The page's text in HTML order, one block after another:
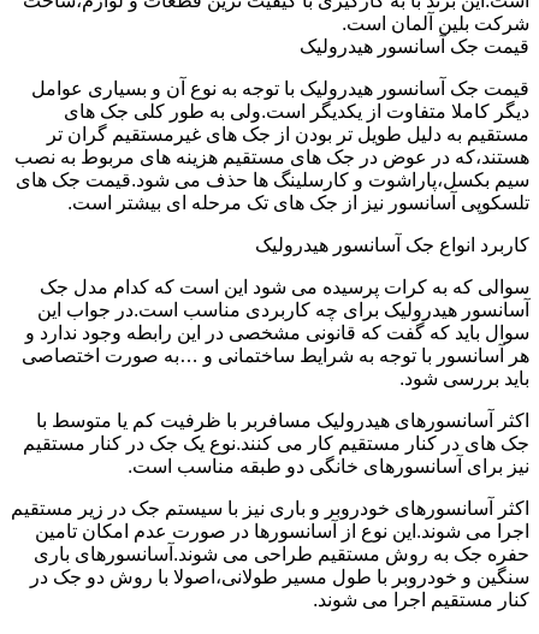
شرکت بلین آلمان است.
قیمت جک آسانسور هیدرولیک
قیمت جک آسانسور هیدرولیک با توجه به نوع آن و بسیاری عوامل
دیگر کاملا متفاوت از یکدیگر است.ولی به طور کلی جک های
مستقیم به دلیل طویل تر بودن از جک های غیرمستقیم گران تر
هستند،که در عوض در جک های مستقیم هزینه های مربوط به نصب
سیم بکسل،پاراشوت و کارسلینگ ها حذف می شود.قیمت جک های
تلسکوپی آسانسور نیز از جک های تک مرحله ای بیشتر است.
کاربرد انواع جک آسانسور هیدرولیک
سوالی که به کرات پرسیده می شود این است که کدام مدل جک
آسانسور هیدرولیک برای چه کاربردی مناسب است.در جواب این
سوال باید که گفت که قانونی مشخصی در این رابطه وجود ندارد و
هر آسانسور با توجه به شرایط ساختمانی و …به صورت اختصاصی
باید بررسی شود.
اکثر آسانسورهای هیدرولیک مسافربر با ظرفیت کم یا متوسط با
جک های در کنار مستقیم کار می کنند.نوع یک جک در کنار مستقیم
نیز برای آسانسورهای خانگی دو طبقه مناسب است.
اکثر آسانسورهای خودروبر و باری نیز با سیستم جک در زیر مستقیم
اجرا می شوند.این نوع از آسانسورها در صورت عدم امکان تامین
حفره جک به روش مستقیم طراحی می شوند.آسانسورهای باری
سنگین و خودروبر با طول مسیر طولانی،اصولا با روش دو جک در
کنار مستقیم اجرا می شوند.